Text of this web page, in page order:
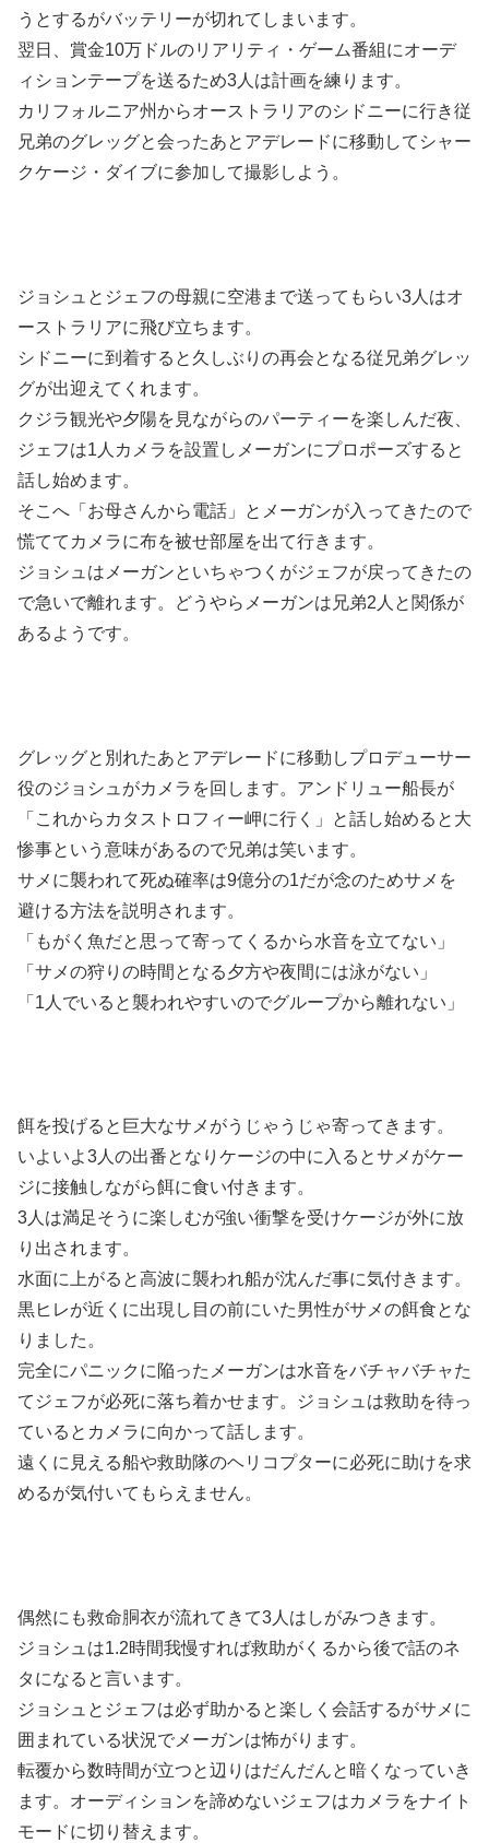
うとするがバッテリーが切れてしまいます。
翌日、賞金10万ドルのリアリティ・ゲーム番組にオーデ
ィションテープを送るため3人は計画を練ります。
カリフォルニア州からオーストラリアのシドニーに行き従
兄弟のグレッグと会ったあとアデレードに移動してシャー
クケージ・ダイブに参加して撮影しよう。
ジョシュとジェフの母親に空港まで送ってもらい3人はオ
ーストラリアに飛び立ちます。
シドニーに到着すると久しぶりの再会となる従兄弟グレッ
グが出迎えてくれます。
クジラ観光や夕陽を見ながらのパーティーを楽しんだ夜、
ジェフは1人カメラを設置しメーガンにプロポーズすると
話し始めます。
そこへ「お母さんから電話」とメーガンが入ってきたので
慌ててカメラに布を被せ部屋を出て行きます。
ジョシュはメーガンといちゃつくがジェフが戻ってきたの
で急いで離れます。どうやらメーガンは兄弟2人と関係が
あるようです。
グレッグと別れたあとアデレードに移動しプロデューサー
役のジョシュがカメラを回します。アンドリュー船長が
「これからカタストロフィー岬に行く」と話し始めると大
惨事という意味があるので兄弟は笑います。
サメに襲われて死ぬ確率は9億分の1だが念のためサメを
避ける方法を説明されます。
「もがく魚だと思って寄ってくるから水音を立てない」
「サメの狩りの時間となる夕方や夜間には泳がない」
「1人でいると襲われやすいのでグループから離れない」
餌を投げると巨大なサメがうじゃうじゃ寄ってきます。
いよいよ3人の出番となりケージの中に入るとサメがケー
ジに接触しながら餌に食い付きます。
3人は満足そうに楽しむが強い衝撃を受けケージが外に放
り出されます。
水面に上がると高波に襲われ船が沈んだ事に気付きます。
黒ヒレが近くに出現し目の前にいた男性がサメの餌食とな
りました。
完全にパニックに陥ったメーガンは水音をバチャバチャた
てジェフが必死に落ち着かせます。ジョシュは救助を待っ
ているとカメラに向かって話します。
遠くに見える船や救助隊のヘリコプターに必死に助けを求
めるが気付いてもらえません。
偶然にも救命胴衣が流れてきて3人はしがみつきます。
ジョシュは1.2時間我慢すれば救助がくるから後で話のネ
タになると言います。
ジョシュとジェフは必ず助かると楽しく会話するがサメに
囲まれている状況でメーガンは怖がります。
転覆から数時間が立つと辺りはだんだんと暗くなっていき
ます。オーディションを諦めないジェフはカメラをナイト
モードに切り替えます。